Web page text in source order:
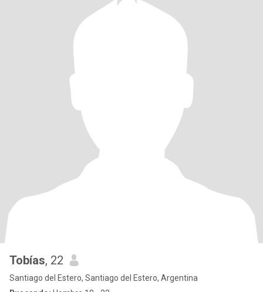
Tobías, 22
Santiago del Estero, Santiago del Estero, Argentina